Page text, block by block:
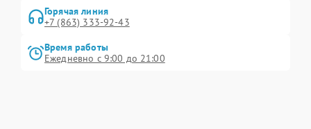
Горячая линия
+7 (863) 333-92-43
Время работы
Ежедневно с 9:00 до 21:00